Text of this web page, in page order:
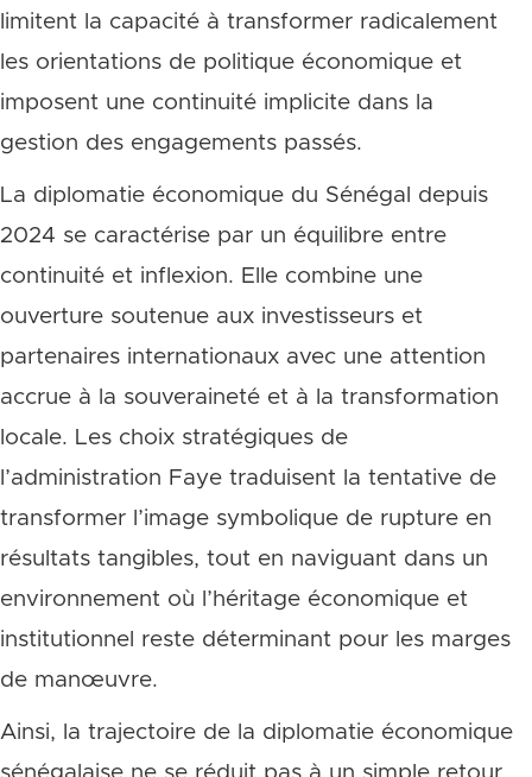
limitent la capacité à transformer radicalement
les orientations de politique économique et
imposent une continuité implicite dans la
gestion des engagements passés.
La diplomatie économique du Sénégal depuis
2024 se caractérise par un équilibre entre
continuité et inflexion. Elle combine une
ouverture soutenue aux investisseurs et
partenaires internationaux avec une attention
accrue à la souveraineté et à la transformation
locale. Les choix stratégiques de
l’administration Faye traduisent la tentative de
transformer l’image symbolique de rupture en
résultats tangibles, tout en naviguant dans un
environnement où l’héritage économique et
institutionnel reste déterminant pour les marges
de manœuvre.
Ainsi, la trajectoire de la diplomatie économique